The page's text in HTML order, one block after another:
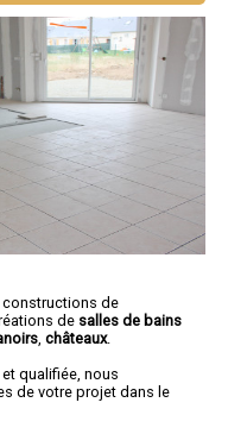
de
de salles de bains
châteaux.
qualifiée, nous
de votre projet dans le